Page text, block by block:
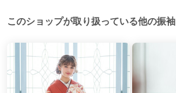
このショップが取り扱っている他の振袖